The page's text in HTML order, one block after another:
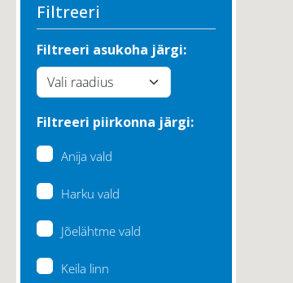
Filtreeri
Filtreeri asukoha järgi:
Filtreeri piirkonna järgi:
Anija vald
Harku vald
Jõelähtme vald
Keila linn